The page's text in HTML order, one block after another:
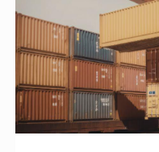
AÇO?